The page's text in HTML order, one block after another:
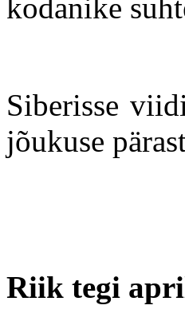
kodanike
Siberisse
jõukuse
Riik tegi